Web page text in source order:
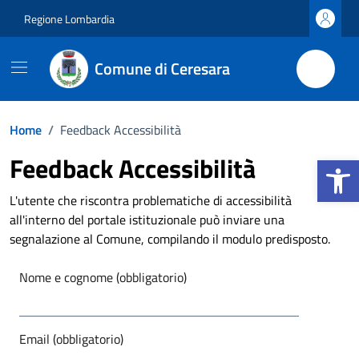
Apri la
Regione Lombardia
Comune di Ceresara
Home / Feedback Accessibilità
Feedback Accessibilità
L'utente che riscontra problematiche di accessibilità
all'interno del portale istituzionale può inviare una
segnalazione al Comune, compilando il modulo predisposto.
Nome e cognome (obbligatorio)
Email (obbligatorio)